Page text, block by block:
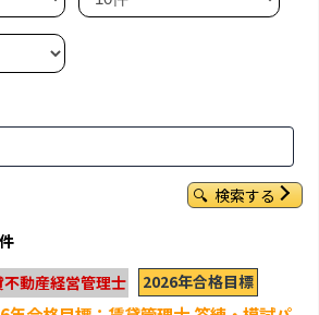
検索する
不動産経営管理士 2026年合格目標